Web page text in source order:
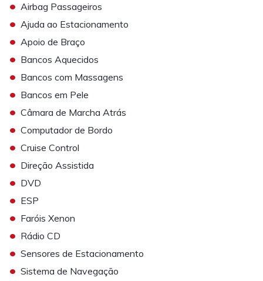
• Airbag Passageiros
• Ajuda ao Estacionamento
• Apoio de Braço
• Bancos Aquecidos
• Bancos com Massagens
• Bancos em Pele
• Câmara de Marcha Atrás
• Computador de Bordo
• Cruise Control
• Direção Assistida
• DVD
• ESP
• Faróis Xenon
• Rádio CD
• Sensores de Estacionamento
• Sistema de Navegação